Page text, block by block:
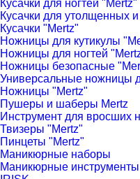
Кусачки для ногтей "Mertz"
Кусачки для утолщенных
Кусачки "Mertz"
Ножницы для кутикулы
Ножницы для ногтей
Ножницы безопасные
Универсальные ножницы
Ножницы "Mertz"
Пушеры и шаберы Mertz
Инструмент для вросших
Твизеры "Mertz"
Пинцеты "Mertz"
Маникюрные наборы
Маникюрные инструменты